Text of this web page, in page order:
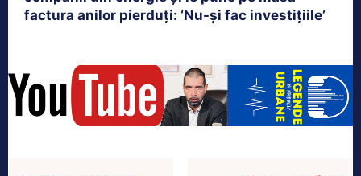
factura anilor pierduți: ‘Nu-și fac investițiile’